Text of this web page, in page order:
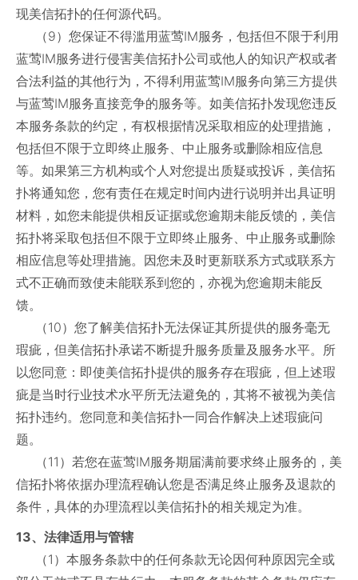
现美信拓扑的任何源代码。
（9）您保证不得滥用蓝莺IM服务，包括但不限于利用
蓝莺IM服务进行侵害美信拓扑公司或他人的知识产权或者
合法利益的其他行为，不得利用蓝莺IM服务向第三方提供
与蓝莺IM服务直接竞争的服务等。如美信拓扑发现您违反
本服务条款的约定，有权根据情况采取相应的处理措施，
包括但不限于立即终止服务、中止服务或删除相应信息
等。如果第三方机构或个人对您提出质疑或投诉，美信拓
扑将通知您，您有责任在规定时间内进行说明并出具证明
材料，如您未能提供相反证据或您逾期未能反馈的，美信
拓扑将采取包括但不限于立即终止服务、中止服务或删除
相应信息等处理措施。因您未及时更新联系方式或联系方
式不正确而致使未能联系到您的，亦视为您逾期未能反
馈。
（10）您了解美信拓扑无法保证其所提供的服务毫无
瑕疵，但美信拓扑承诺不断提升服务质量及服务水平。所
以您同意：即使美信拓扑提供的服务存在瑕疵，但上述瑕
疵是当时行业技术水平所无法避免的，其将不被视为美信
拓扑违约。您同意和美信拓扑一同合作解决上述瑕疵问
题。
（11）若您在蓝莺IM服务期届满前要求终止服务的，美
信拓扑将依据办理流程确认您是否满足终止服务及退款的
条件，具体的办理流程以美信拓扑的相关规定为准。
13、法律适用与管辖
（1）本服务条款中的任何条款无论因何种原因完全或